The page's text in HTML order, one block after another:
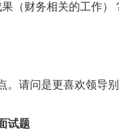
（财务相关的工作）
。请问是更喜欢领导
试题